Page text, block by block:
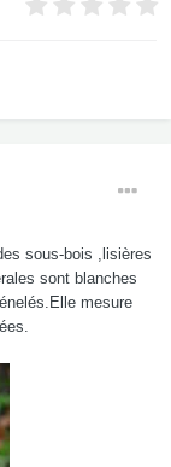
sous-bois ,lisières
sont blanches
mesure